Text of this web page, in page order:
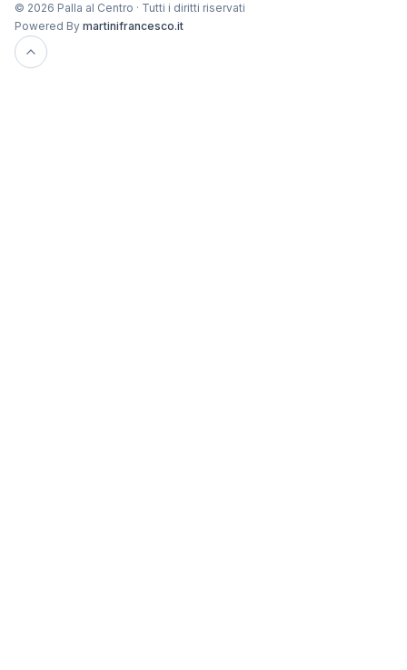
© 2026 Palla al Centro · Tutti i diritti riservati
Powered By martinifrancesco.it